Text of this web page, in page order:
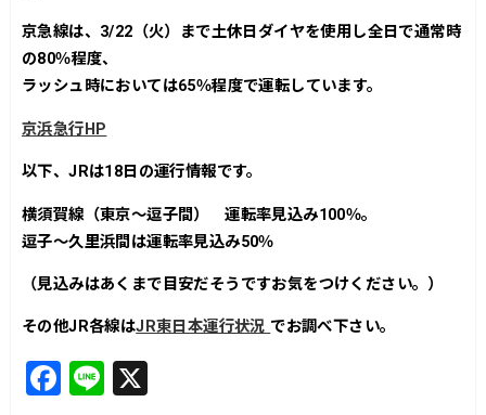
京急線は、3/22（火）まで土休日ダイヤを使用し全日で通常時
の80％程度、
ラッシュ時においては65％程度で運転しています。
京浜急行HP
以下、JRは18日の運行情報です。
横須賀線（東京～逗子間） 運転率見込み100％。
逗子～久里浜間は運転率見込み50％
（見込みはあくまで目安だそうですお気をつけください。）
その他JR各線はJR東日本運行状況 でお調べ下さい。
F
Li